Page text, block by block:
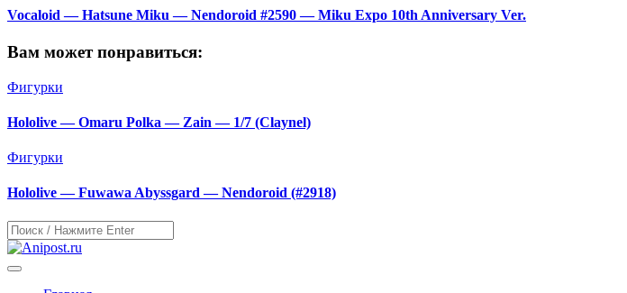
Vocaloid — Hatsune Miku — Nendoroid #2590 — Miku Expo 10th Anniversary Ver.
Вам может понравиться:
Фигурки
Hololive — Omaru Polka — Zain — 1/7 (Claynel)
Фигурки
Hololive — Fuwawa Abyssgard — Nendoroid (#2918)